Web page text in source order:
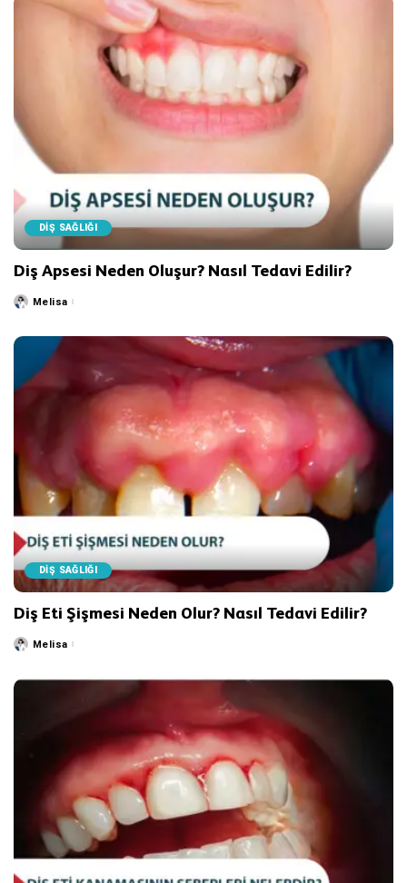
DİŞ SAĞLIĞI
Diş Apsesi Neden Oluşur? Nasıl Tedavi Edilir?
PostedMelisa
DİŞ SAĞLIĞI
Diş Eti Şişmesi Neden Olur? Nasıl Tedavi Edilir?
PostedMelisa